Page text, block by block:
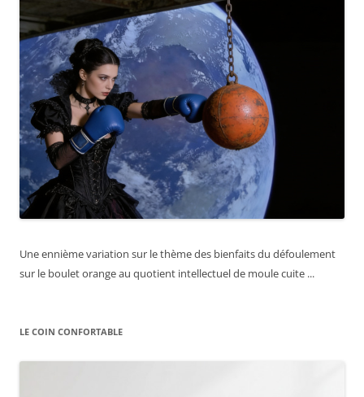
Une ennième variation sur le thème des bienfaits du défoulement
sur le boulet orange au quotient intellectuel de moule cuite ...
LE COIN CONFORTABLE